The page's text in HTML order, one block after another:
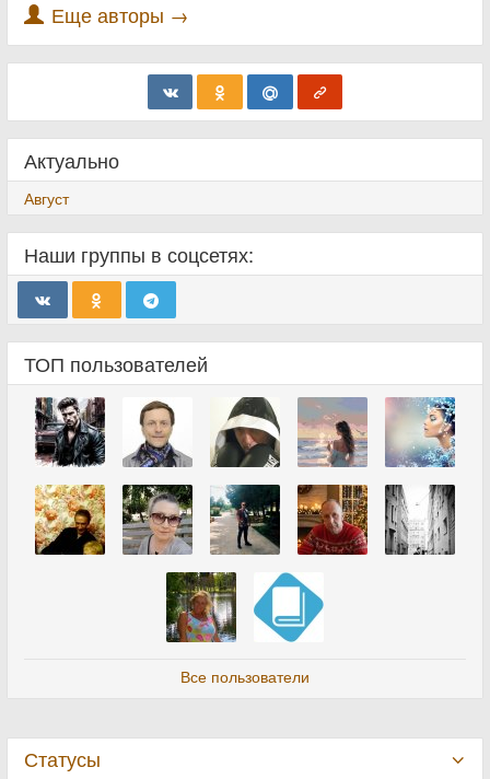
Еще авторы →
Актуально
Август
Наши группы в соцсетях:
ТОП пользователей
Все пользователи
Статусы